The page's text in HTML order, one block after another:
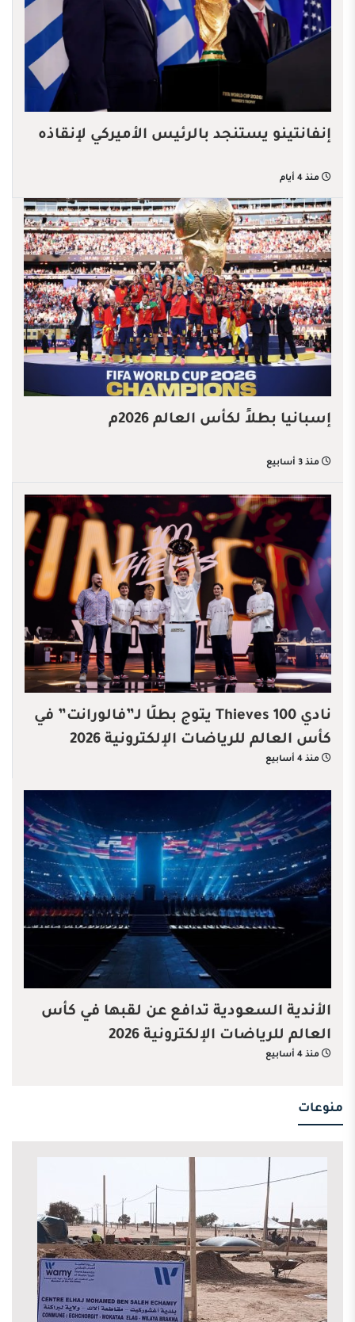
إنفانتينو يستنجد بالرئيس الأميركي لإنقاذه
منذ 4 أيام
إسبانيا بطلاً لكأس العالم 2026م
منذ 3 أسابيع
نادي 100 Thieves يتوج بطلًا لـ”فالورانت” في
كأس العالم للرياضات الإلكترونية 2026
منذ 4 أسابيع
الأندية السعودية تدافع عن لقبها في كأس
العالم للرياضات الإلكترونية 2026
منذ 4 أسابيع
منوعات